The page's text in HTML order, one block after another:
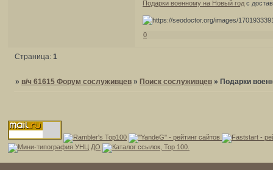
Подарки военному на Новый год с
0
Страница: 1
» в/ч 61615 Форум сослуживцев » Поиск сослуживцев » Подарки